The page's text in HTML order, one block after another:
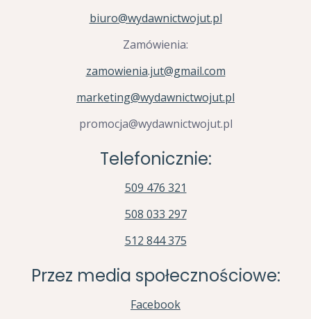
biuro@wydawnictwojut.pl
Zamówienia:
zamowienia.jut@gmail.com
marketing@wydawnictwojut.pl
promocja@wydawnictwojut.pl
Telefonicznie:
509 476 321
508 033 297
512 844 375
Przez media społecznościowe:
Facebook